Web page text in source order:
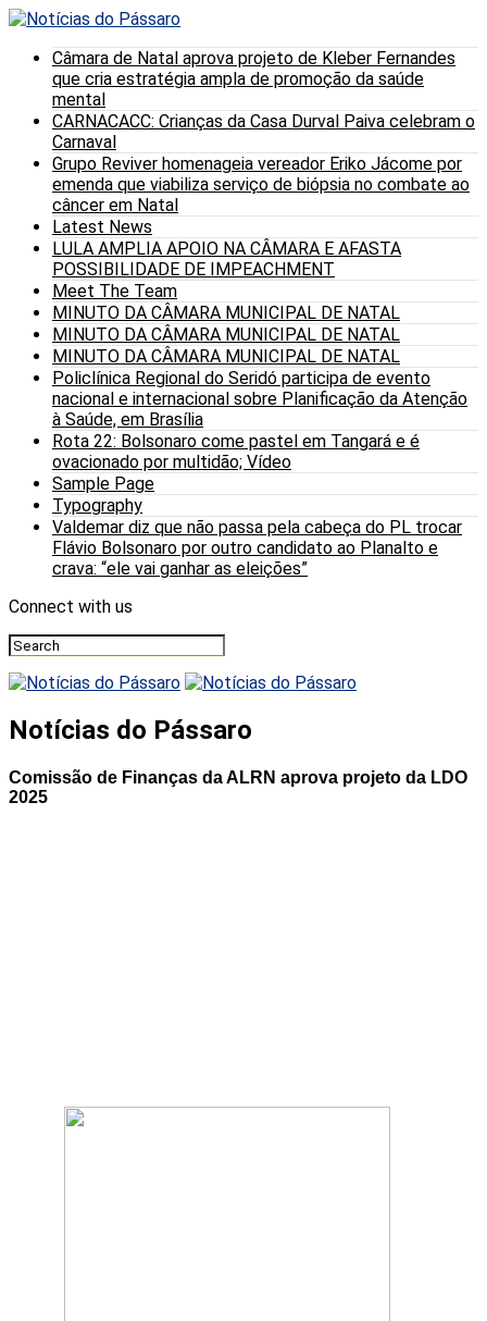
Câmara de Natal aprova projeto de Kleber Fernandes
que cria estratégia ampla de promoção da saúde
mental
CARNACACC: Crianças da Casa Durval Paiva celebram o
Carnaval
Grupo Reviver homenageia vereador Eriko Jácome por
emenda que viabiliza serviço de biópsia no combate ao
câncer em Natal
Latest News
LULA AMPLIA APOIO NA CÂMARA E AFASTA
POSSIBILIDADE DE IMPEACHMENT
Meet The Team
MINUTO DA CÂMARA MUNICIPAL DE NATAL
MINUTO DA CÂMARA MUNICIPAL DE NATAL
MINUTO DA CÂMARA MUNICIPAL DE NATAL
Policlínica Regional do Seridó participa de evento
nacional e internacional sobre Planificação da Atenção
à Saúde, em Brasília
Rota 22: Bolsonaro come pastel em Tangará e é
ovacionado por multidão; Vídeo
Sample Page
Typography
Valdemar diz que não passa pela cabeça do PL trocar
Flávio Bolsonaro por outro candidato ao Planalto e
crava: “ele vai ganhar as eleições”
Connect with us
Notícias do Pássaro
Comissão de Finanças da ALRN aprova projeto da LDO
2025